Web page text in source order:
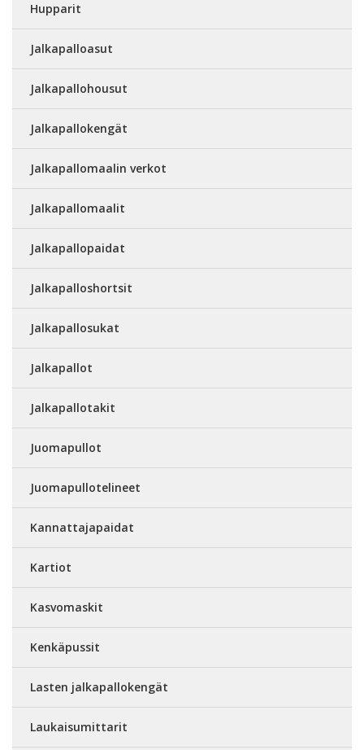
Hupparit
Jalkapalloasut
Jalkapallohousut
Jalkapallokengät
Jalkapallomaalin verkot
Jalkapallomaalit
Jalkapallopaidat
Jalkapalloshortsit
Jalkapallosukat
Jalkapallot
Jalkapallotakit
Juomapullot
Juomapullotelineet
Kannattajapaidat
Kartiot
Kasvomaskit
Kenkäpussit
Lasten jalkapallokengät
Laukaisumittarit